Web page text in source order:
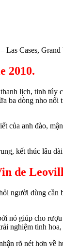
Las Cases,
2010.
lịch, tinh túy
dòng nho
anh đào,
kết thúc lâu
de
người dùng
nó giúp cho
nghiệm tinh hoa,
rõ nét hơn về